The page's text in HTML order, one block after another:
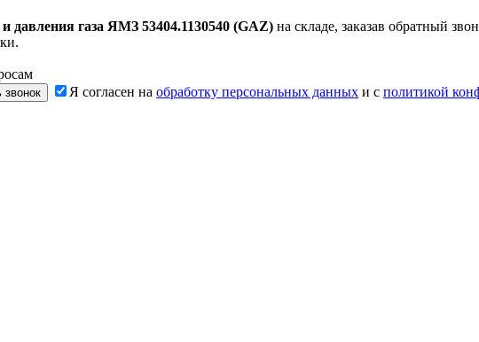
давления газа ЯМЗ 53404.1130540 (GAZ) на складе, заказав обратный
звонок Я согласен на обработку персональных данных и с политикой